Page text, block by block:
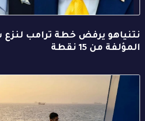
نتنياهو يرفض خطة ترامب
المؤلفة من 15 نقطة